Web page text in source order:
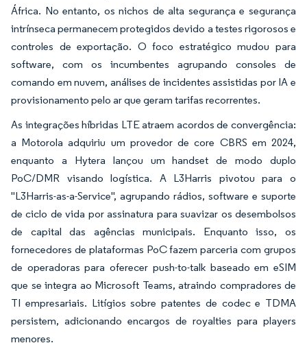
África. No entanto, os nichos de alta segurança e segurança
intrínseca permanecem protegidos devido a testes rigorosos e
controles de exportação. O foco estratégico mudou para
software, com os incumbentes agrupando consoles de
comando em nuvem, análises de incidentes assistidas por IA e
provisionamento pelo ar que geram tarifas recorrentes.
As integrações híbridas LTE atraem acordos de convergência:
a Motorola adquiriu um provedor de core CBRS em 2024,
enquanto a Hytera lançou um handset de modo duplo
PoC/DMR visando logística. A L3Harris pivotou para o
"L3Harris-as-a-Service", agrupando rádios, software e suporte
de ciclo de vida por assinatura para suavizar os desembolsos
de capital das agências municipais. Enquanto isso, os
fornecedores de plataformas PoC fazem parceria com grupos
de operadoras para oferecer push-to-talk baseado em eSIM
que se integra ao Microsoft Teams, atraindo compradores de
TI empresariais. Litígios sobre patentes de codec e TDMA
persistem, adicionando encargos de royalties para players
menores.